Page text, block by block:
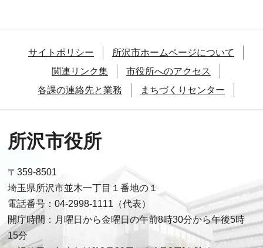
サイトポリシー
所沢市ホームページについて
関連リンク集
市役所へのアクセス
各課の連絡先と業務
まちづくりセンター
所沢市役所
〒359-8501
埼玉県所沢市並木一丁目１番地の１
電話番号：04-2998-1111（代表）
開庁時間：月曜日から金曜日の午前8時30分から午後5時
15分